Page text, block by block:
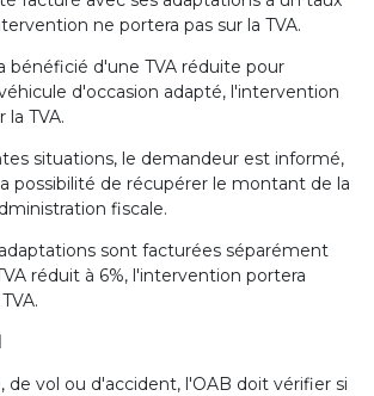
ne portera pas sur la TVA.
bénéficié d'une TVA réduite pour
d'occasion adapté, l'intervention
la TVA.
situations, le demandeur est informé,
possibilité de récupérer le montant de la
fiscale.
sont facturées séparément
réduit à 6%, l'intervention portera
de vol ou d'accident, l'OAB doit vérifier si